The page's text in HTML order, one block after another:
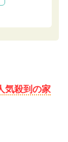
気殺到の家